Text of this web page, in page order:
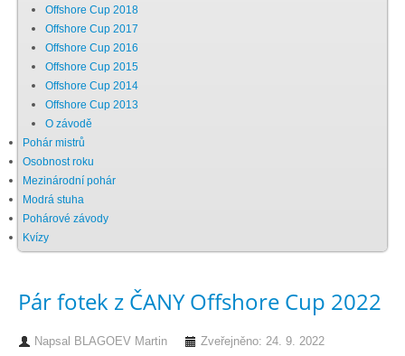
Oznámení
Členské příspěvky
Dokumenty ke stažení
Ochrana osobních údajů
Offshore Cup 2018
Offshore Cup 2017
Offshore Cup 2016
Offshore Cup 2015
Offshore Cup 2014
Offshore Cup 2013
O závodě
Pohár mistrů
Osobnost roku
Mezinárodní pohár
Modrá stuha
Pohárové závody
Kvízy
Pár fotek z ČANY Offshore Cup 2022
Napsal BLAGOEV Martin Zveřejněno: 24. 9. 2022